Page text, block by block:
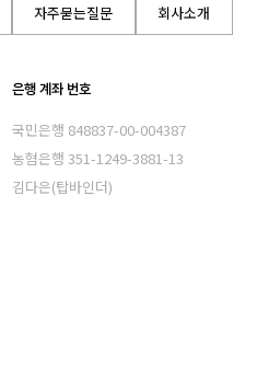
자주묻는질문 회사소개
은행 계좌 번호
국민은행 848837-00-004387
농혐은행 351-1249-3881-13
김다은(탑바인더)